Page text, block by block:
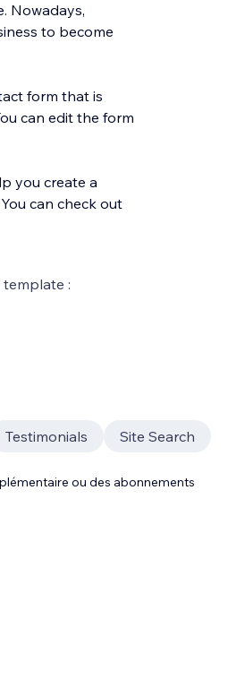
Nowadays,
to become
form that is
can edit the form
you create a
can check out
:
Testimonials Site Search
ou des abonnements